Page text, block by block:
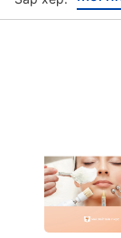
Mới nhất